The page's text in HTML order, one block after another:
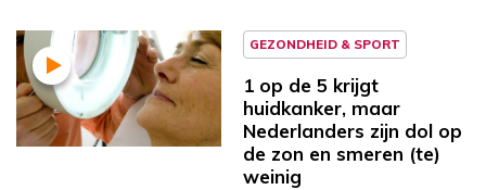
GEZONDHEID & SPORT
1 op de 5 krijgt
huidkanker, maar
Nederlanders zijn dol op
de zon en smeren (te)
weinig